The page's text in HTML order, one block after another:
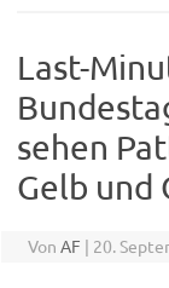
Last-
sehen
Gelb und
Von AF | 20.